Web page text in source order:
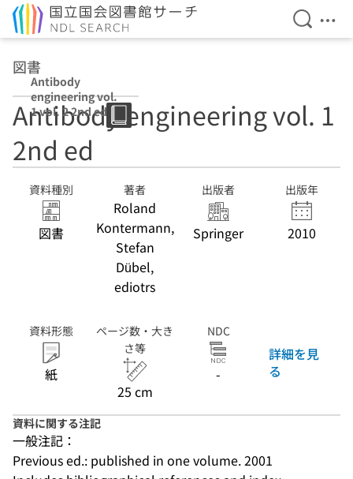
検索を
メ
図書
Antibody
engineering vol.
1 vol. 2 2nd ed
Antibody engineering vol. 1
2nd ed
資料種別
図書
著者
Roland
Kontermann,
Stefan
Dübel,
ediotrs
出版者
Springer
出版年
2010
資料形態
紙
ページ数・大き
さ等
25 cm
NDC
-
詳細を見
る
資料に関する注記
一般注記：
Previous ed.: published in one volume. 2001